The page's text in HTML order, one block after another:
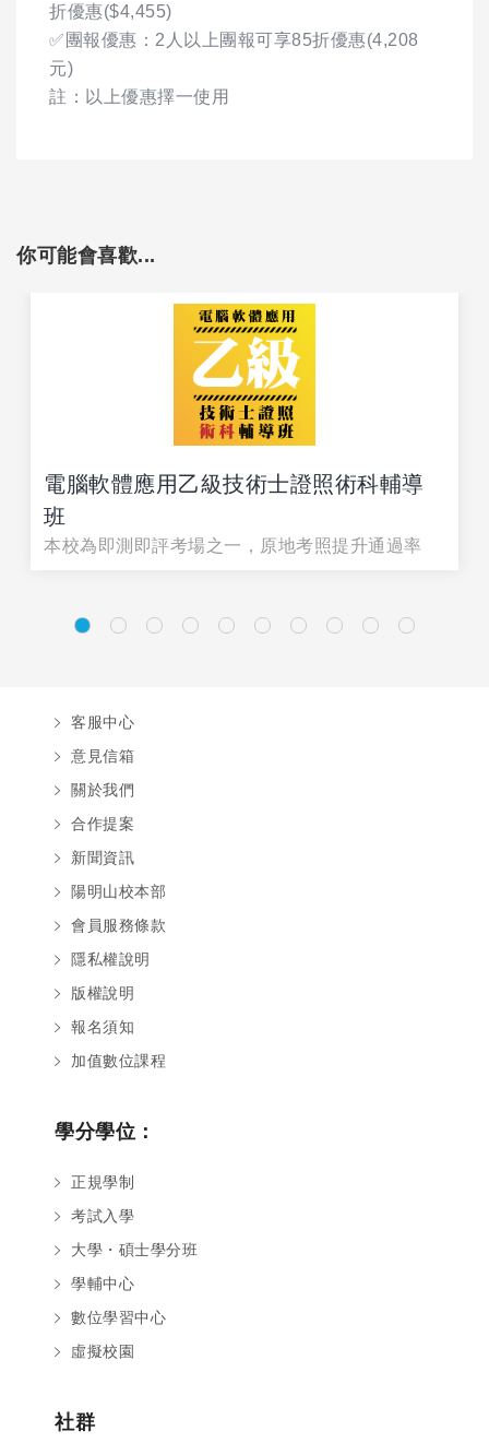
折優惠($4,455)
✅團報優惠：2人以上團報可享85折優惠(4,208
元)
註：以上優惠擇一使用
你可能會喜歡...
電腦軟體應用乙級技術士證照術科輔導
班
本校為即測即評考場之一，原地考照提升通過率
客服中心
意見信箱
關於我們
合作提案
新聞資訊
陽明山校本部
會員服務條款
隱私權說明
版權說明
報名須知
加值數位課程
學分學位：
正規學制
考試入學
大學・碩士學分班
學輔中心
數位學習中心
虛擬校園
社群